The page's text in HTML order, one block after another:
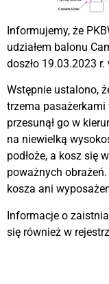
Informujemy, że
udziałem balonu
doszło 19.03.2023
Wstępnie ustalono,
trzema
przesunął go w
na niewielką
podłoże, a kosz się
poważnych
kosza ani
Informacje o
się również w